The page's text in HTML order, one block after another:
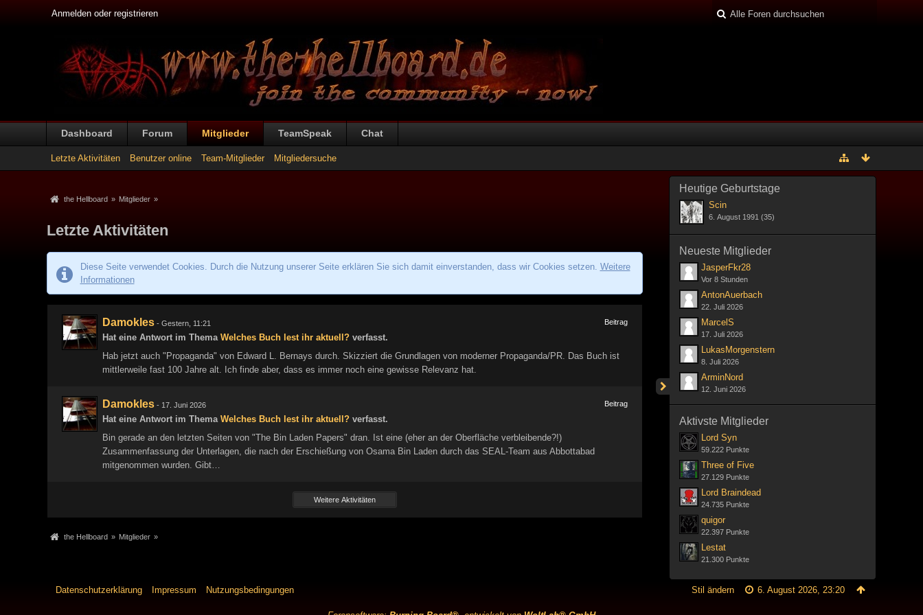
Anmelden oder registrieren
Dashboard Forum Mitglieder TeamSpeak Chat
Letzte Aktivitäten Benutzer online Team-Mitglieder Mitgliedersuche
the Hellboard » Mitglieder »
Letzte Aktivitäten
Diese Seite verwendet Cookies. Durch die Nutzung unserer Seite erklären Sie sich damit einverstanden, dass wir Cookies setzen. Weitere
Informationen
Damokles- Gestern, 11:21
Hat eine Antwort im Thema Welches Buch lest ihr aktuell?verfasst.
Beitrag
Hab jetzt auch "Propaganda" von Edward L. Bernays durch. Skizziert die Grundlagen von moderner Propaganda/PR. Das Buch ist
mittlerweile fast 100 Jahre alt. Ich finde aber, dass es immer noch eine gewisse Relevanz hat.
Damokles- 17. Juni 2026
Hat eine Antwort im Thema Welches Buch lest ihr aktuell?verfasst.
Beitrag
Bin gerade an den letzten Seiten von "The Bin Laden Papers" dran. Ist eine (eher an der Oberfläche verbleibende?!)
Zusammenfassung der Unterlagen, die nach der Erschießung von Osama Bin Laden durch das SEAL-Team aus Abbottabad
mitgenommen wurden. Gibt…
Weitere Aktivitäten
the Hellboard » Mitglieder »
Heutige Geburtstage
Scin
6. August 1991 (35)
Neueste Mitglieder
JasperFkr28
Vor 8 Stunden
AntonAuerbach
22. Juli 2026
MarcelS
17. Juli 2026
LukasMorgenstern
8. Juli 2026
ArminNord
12. Juni 2026
Aktivste Mitglieder
Lord Syn
59.222 Punkte
Three of Five
27.129 Punkte
Lord Braindead
24.735 Punkte
quigor
22.397 Punkte
Lestat
21.300 Punkte
Datenschutzerklärung Impressum Nutzungsbedingungen 6. August 2026, 23:20
Stil ändern